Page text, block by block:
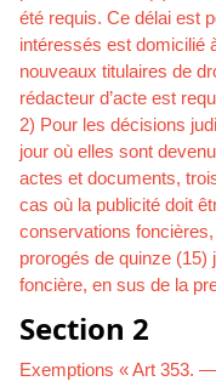
été requis. Ce délai est
intéressés est domicilié
nouveaux titulaires de
rédacteur d’acte est
2) Pour les décisions
jour où elles sont
actes et documents,
cas où la publicité doit
conservations
prorogés de quinze
foncière, en sus de la
Section 2
Exemptions « Art 353.